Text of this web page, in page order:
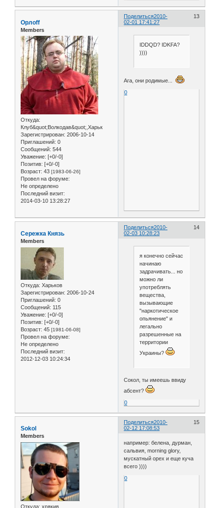
Поделиться 13
2010-
02-01 17:41:27
Орлоff
Members
Откуда:
Клуб&quot;Волкодав&quot;,Харьк
Зарегистрирован: 2006-10-14
Приглашений: 0
Сообщений: 544
Уважение: [+0/-0]
Позитив: [+0/-0]
Возраст: 43 [1983-06-26]
Провел на форуме:
Не определено
Последний визит:
2014-03-10 13:28:27
IDDQD? IDKFA?
))))
Ага, они родимые...
0
Поделиться 14
2010-
02-03 10:28:23
Сережка Князь
Members
Откуда: Харьков
Зарегистрирован: 2006-10-24
Приглашений: 0
Сообщений: 115
Уважение: [+0/-0]
Позитив: [+0/-0]
Возраст: 45 [1981-06-08]
Провел на форуме:
Не определено
Последний визит:
2012-12-03 10:24:34
я конечно сейчас
начинаю
задрачивать... но
можно ли
употреблять
вещества,
вызывающие
"наркотическое
опьянение" и
легально
разрешенные на
территории
Украины?
Сокол, ты имеешь ввиду
абсент?
0
Поделиться 15
2010-
02-12 17:08:53
Sokol
Members
Откуда: хрякив
например: белена, дурман,
сальвия, morning glory,
мускатный орех и еще куча
всего ))))
0